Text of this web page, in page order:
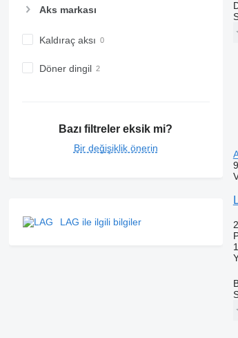
Aks markası
Kaldıraç aksı
Döner dingil
Bazı filtreler eksik mi?
Bir değişiklik önerin
LAG ile ilgili bilgiler
9